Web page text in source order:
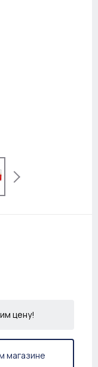
цену!
магазине